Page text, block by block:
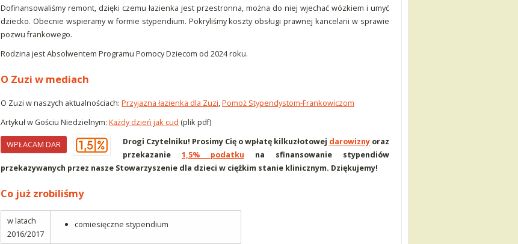
Dofinansowaliśmy remont, dzięki czemu łazienka jest przestronna, można do niej wjechać wózkiem i umyć
dziecko. Obecnie wspieramy w formie stypendium. Pokryliśmy koszty obsługi prawnej kancelarii w sprawie
pozwu frankowego.
Rodzina jest Absolwentem Programu Pomocy Dziecom od 2024 roku.
O Zuzi w mediach
O Zuzi w naszych aktualnościach: Przyjazna łazienka dla Zuzi,Pomoż Stypendystom-Frankowiczom
Artykuł w Gościu Niedzielnym: Każdy dzień jak cud (plik pdf)
WPŁACAM DAR Drogi Czytelniku! Prosimy Cię o wpłatę kilkuzłotowej darowizny oraz
przekazanie 1,5% podatku na sfinansowanie stypendiów
przekazywanych przez nasze Stowarzyszenie dla dzieci w ciężkim stanie klinicznym. Dziękujemy!
Co już zrobiliśmy
w latach
2016/2017
comiesięczne stypendium